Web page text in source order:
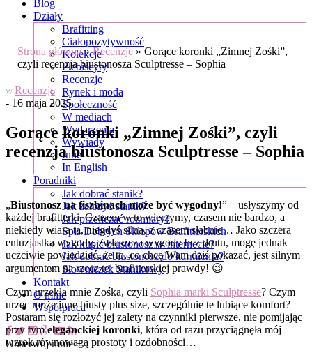
Blog
Działy
Brafitting
Ciałopozytywność
Kolekcje
Plebiscyty
Recenzje
Rynek i moda
Społeczność
W mediach
Wydarzenia
Wywiady
Inne
In English
Poradniki
Jak dobrać stanik?
Jak założyć stanik?
Jak przeliczać rozmiary?
Spis Dobrych Sklepów Brafitterskich
Jak kupić biustonosz w internecie?
Jak dobrać biustonosz do karmienia?
Słowniczek Stanikowy
Kontakt
O mnie
Współpraca
Obserwuj mnie +
Strona główna»Recenzje »Gorące koronki „Zimnej Zośki”,
czyli recenzja biustonosza Sculptresse – Sophia
W Recenzje
- 16 maja 2025
Gorące koronki „Zimnej Zośki”, czyli
recenzja biustonosza Sculptresse – Sophia
„Biustonosz na fiszbinach może być wygodny!” – usłyszymy od
każdej brafitterki. Czasem w to wierzymy, czasem nie bardzo, a
niekiedy wiara ta, niegdyś silna, z czasem słabnie… Jako szczera
entuzjastka wygody, zwłaszcza wygody bez drutu, mogę jednak
uczciwie powiedzieć, że to, co chcę Wam dziś pokazać, jest silnym
argumentem na rzecz tej brafitterskiej prawdy! 😉
Czym urzekła mnie Zośka, czyli Sophia marki Sculptresse? Czym
urzec może inne biusty plus size, szczególnie te lubiące komfort?
Postaram się rozłożyć jej zalety na czynniki pierwsze, nie pomijając
przy tymeleganckiej koronki, która od razu przyciągnęła mój
wzrok równowagą prostoty i ozdobności…